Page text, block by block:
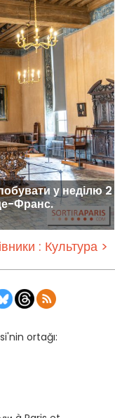
у неділю 2
Франс.
: Культура >
ortağı: